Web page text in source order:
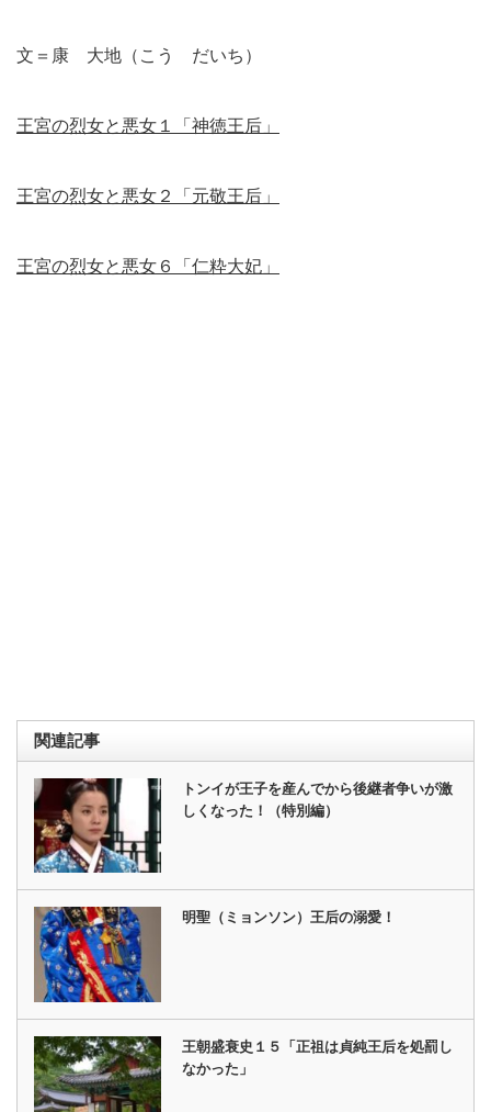
文＝康 大地（こう だいち）
王宮の烈女と悪女１「神徳王后」
王宮の烈女と悪女２「元敬王后」
王宮の烈女と悪女６「仁粋大妃」
関連記事
トンイが王子を産んでから後継者争いが激
しくなった！（特別編）
明聖（ミョンソン）王后の溺愛！
王朝盛衰史１５「正祖は貞純王后を処罰し
なかった」